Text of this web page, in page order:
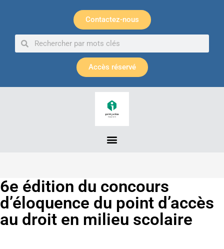
Contactez-nous
Accès réservé
6e édition du concours
d’éloquence du point d’accès
au droit en milieu scolaire